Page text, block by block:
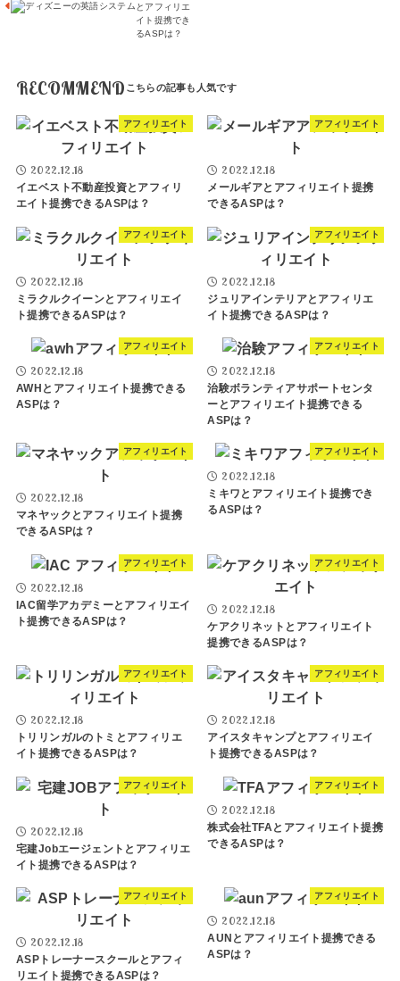
とアフィリエ
イト提携でき
るASPは？
RECOMMEND
アフィリエイト
2022.12.18
イエベスト不動産投資とアフィリ
エイト提携できるASPは？
アフィリエイト
2022.12.18
メールギアとアフィリエイト提携
できるASPは？
アフィリエイト
2022.12.18
ミラクルクイーンとアフィリエイ
ト提携できるASPは？
アフィリエイト
2022.12.18
ジュリアインテリアとアフィリエ
イト提携できるASPは？
アフィリエイト
2022.12.18
AWHとアフィリエイト提携できる
ASPは？
アフィリエイト
2022.12.18
治験ボランティアサポートセンタ
ーとアフィリエイト提携できる
ASPは？
アフィリエイト
2022.12.18
マネヤックとアフィリエイト提携
できるASPは？
アフィリエイト
2022.12.18
ミキワとアフィリエイト提携でき
るASPは？
アフィリエイト
2022.12.18
IAC留学アカデミーとアフィリエイ
ト提携できるASPは？
アフィリエイト
2022.12.18
ケアクリネットとアフィリエイト
提携できるASPは？
アフィリエイト
2022.12.18
トリリンガルのトミとアフィリエ
イト提携できるASPは？
アフィリエイト
2022.12.18
アイスタキャンプとアフィリエイ
ト提携できるASPは？
アフィリエイト
2022.12.18
宅建Jobエージェントとアフィリエ
イト提携できるASPは？
アフィリエイト
2022.12.18
株式会社TFAとアフィリエイト提携
できるASPは？
アフィリエイト
2022.12.18
ASPトレーナースクールとアフィ
リエイト提携できるASPは？
アフィリエイト
2022.12.18
AUNとアフィリエイト提携できる
ASPは？